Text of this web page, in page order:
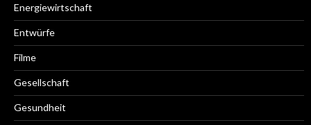
Energiewirtschaft
Entwürfe
Filme
Gesellschaft
Gesundheit